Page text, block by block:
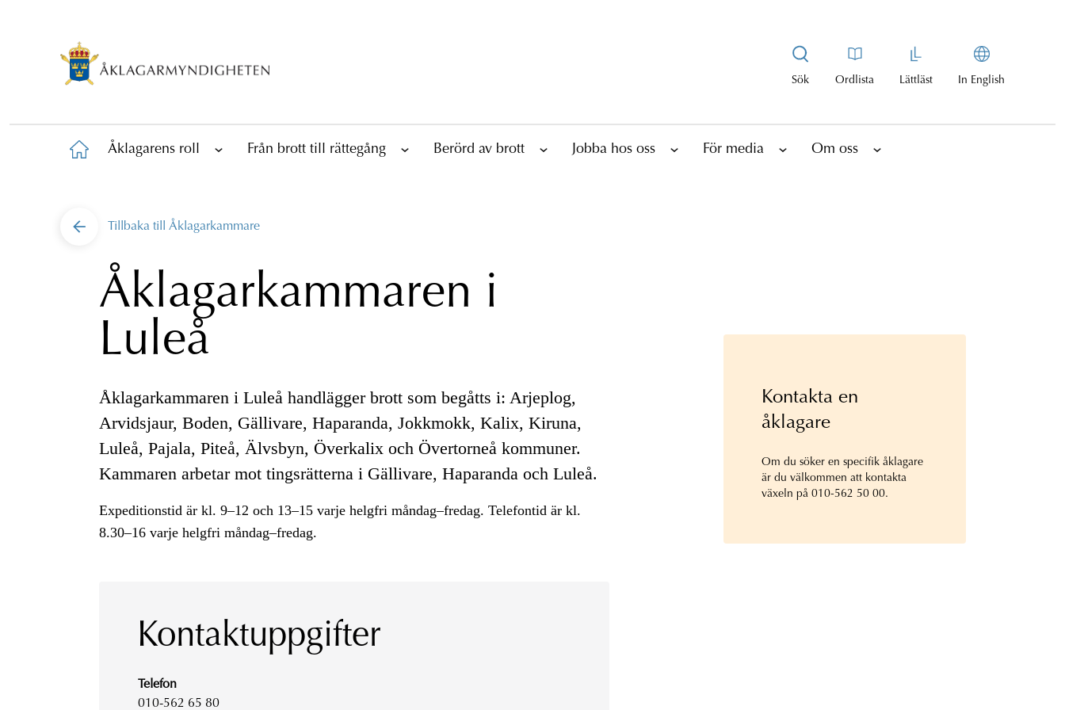
Sök Ordlista Lättläst In English
Åklagarens roll Från brott till rättegång Berörd av brott Jobba hos oss För media Om oss
Tillbaka till Åklagarkammare
Åklagarkammaren i
Luleå
Åklagarkammaren i Luleå handlägger brott som begåtts i: Arjeplog,
Arvidsjaur, Boden, Gällivare, Haparanda, Jokkmokk, Kalix, Kiruna,
Luleå, Pajala, Piteå, Älvsbyn, Överkalix och Övertorneå kommuner.
Kammaren arbetar mot tingsrätterna i Gällivare, Haparanda och Luleå.
Expeditionstid är kl. 9–12 och 13–15 varje helgfri måndag–fredag. Telefontid är kl.
8.30–16 varje helgfri måndag–fredag.
Kontaktuppgifter
Telefon
010-562 65 80
Kontakta en
åklagare
Om du söker en specifik åklagare
är du välkommen att kontakta
växeln på 010-562 50 00.